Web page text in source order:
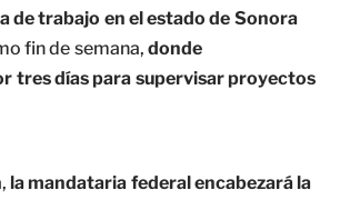
de trabajo en el estado de Sonora
fin de semana, donde
tres días para supervisar proyectos
la mandataria federal encabezará la